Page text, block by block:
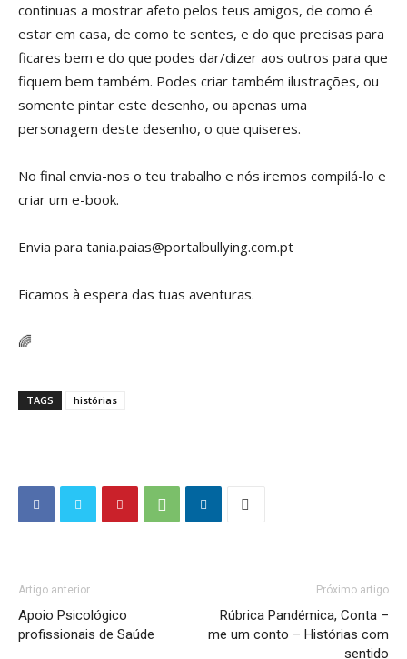
continuas a mostrar afeto pelos teus amigos, de como é
estar em casa, de como te sentes, e do que precisas para
ficares bem e do que podes dar/dizer aos outros para que
fiquem bem também. Podes criar também ilustrações, ou
somente pintar este desenho, ou apenas uma
personagem deste desenho, o que quiseres.
No final envia-nos o teu trabalho e nós iremos compilá-lo e
criar um e-book.
Envia para tania.paias@portalbullying.com.pt
Ficamos à espera das tuas aventuras.
🌈
TAGS histórias
Artigo anterior
Apoio Psicológico
profissionais de Saúde
Próximo artigo
Rúbrica Pandémica, Conta –
me um conto – Histórias com
sentido